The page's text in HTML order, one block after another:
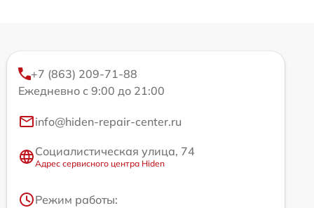
+7 (863) 209-71-88
Ежедневно с 9:00 до 21:00
info@hiden-repair-center.ru
Социалистическая улица, 74
Адрес сервисного центра Hiden
Режим работы: